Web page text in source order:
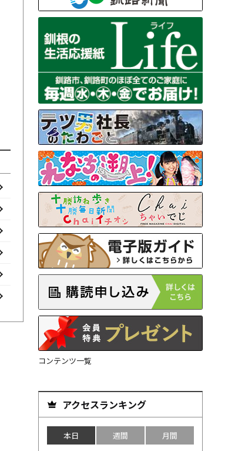
コンテンツ一覧
アクセスランキング
本日 週間 月間